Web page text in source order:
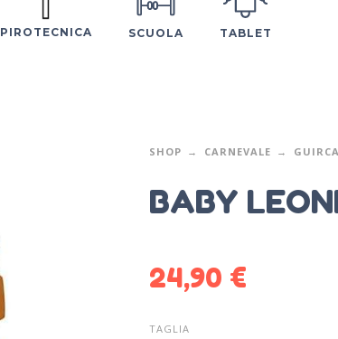
PIROTECNICA SCUOLA TABLET
SHOP CARNEVALE
BABY
24,90 €
TAGLIA